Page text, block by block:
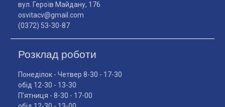
вул. Героїв Майдану, 176
osvitacv@gmail.com
(0372) 53-30-87
Розклад роботи
Понеділок - Четвер 8-30 - 17-30
обід 12-30 - 13-30
П'ятниця - 8-30 - 17-00